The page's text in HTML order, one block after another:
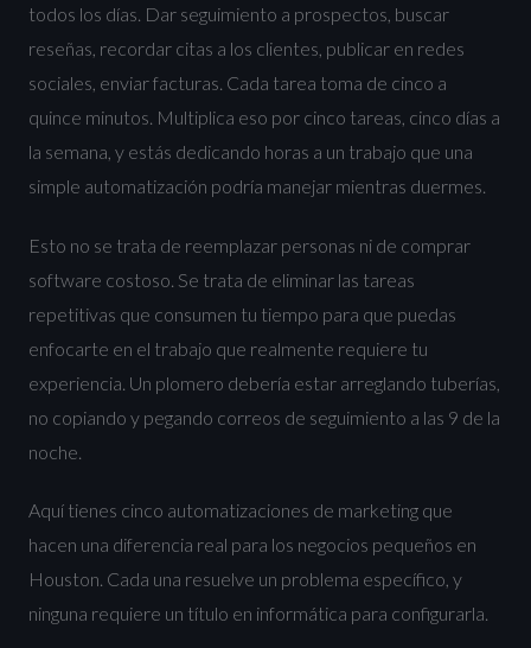
todos los días. Dar seguimiento a prospectos, buscar
reseñas, recordar citas a los clientes, publicar en redes
sociales, enviar facturas. Cada tarea toma de cinco a
quince minutos. Multiplica eso por cinco tareas, cinco días a
la semana, y estás dedicando horas a un trabajo que una
simple automatización podría manejar mientras duermes.
Esto no se trata de reemplazar personas ni de comprar
software costoso. Se trata de eliminar las tareas
repetitivas que consumen tu tiempo para que puedas
enfocarte en el trabajo que realmente requiere tu
experiencia. Un plomero debería estar arreglando tuberías,
no copiando y pegando correos de seguimiento a las 9 de la
noche.
Aquí tienes cinco automatizaciones de marketing que
hacen una diferencia real para los negocios pequeños en
Houston. Cada una resuelve un problema específico, y
ninguna requiere un título en informática para configurarla.